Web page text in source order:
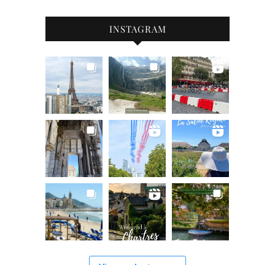
INSTAGRAM